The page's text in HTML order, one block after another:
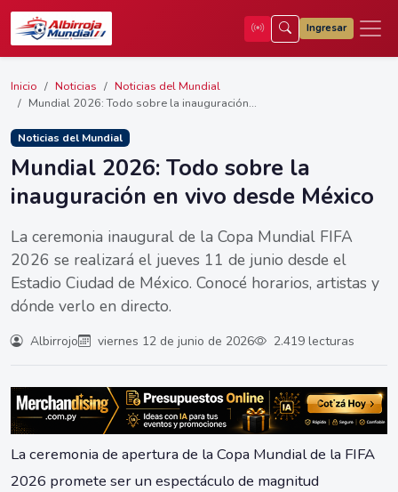
Ingresar
Inicio Noticias
Noticias del Mundial
Mundial 2026: Todo sobre la inauguración...
Noticias del Mundial
Mundial 2026: Todo sobre la
inauguración en vivo desde México
La ceremonia inaugural de la Copa Mundial FIFA
2026 se realizará el jueves 11 de junio desde el
Estadio Ciudad de México. Conocé horarios, artistas y
dónde verlo en directo.
Albirrojo viernes 12 de junio de 2026 2.419 lecturas
La ceremonia de apertura de la Copa Mundial de la FIFA
2026 promete ser un espectáculo de magnitud